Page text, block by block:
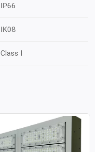
IP66
IK08
Class I